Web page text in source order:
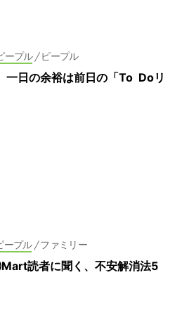
ープル/ ピープル
一日の余裕は前日の「To Doリ
ープル/ ファミリー
読者に聞く、不安解消法5